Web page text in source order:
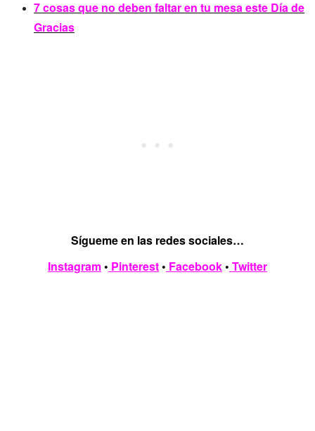
7 cosas que no deben faltar en tu mesa este Día de
Gracias
Sígueme en las redes sociales…
Instagram• Pinterest• Facebook• Twitter